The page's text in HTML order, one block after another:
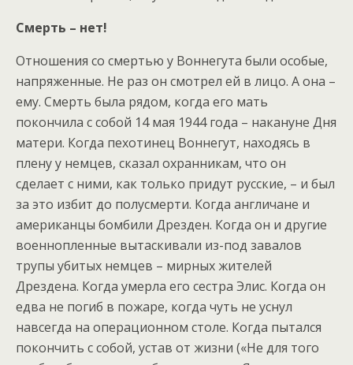
Смерть – нет!
Отношения со смертью у Воннегута были особые,
напряженные. Не раз он смотрел ей в лицо. А она –
ему. Смерть была рядом, когда его мать
покончила с собой 14 мая 1944 года – накануне Дня
матери. Когда пехотинец Воннегут, находясь в
плену у немцев, сказал охранникам, что он
сделает с ними, как только придут русские, – и был
за это избит до полусмерти. Когда англичане и
американцы бомбили Дрезден. Когда он и другие
военнопленные вытаскивали из-под завалов
трупы убитых немцев – мирных жителей
Дрездена. Когда умерла его сестра Элис. Когда он
едва не погиб в пожаре, когда чуть не уснул
навсегда на операционном столе. Когда пытался
покончить с собой, устав от жизни («Не для того